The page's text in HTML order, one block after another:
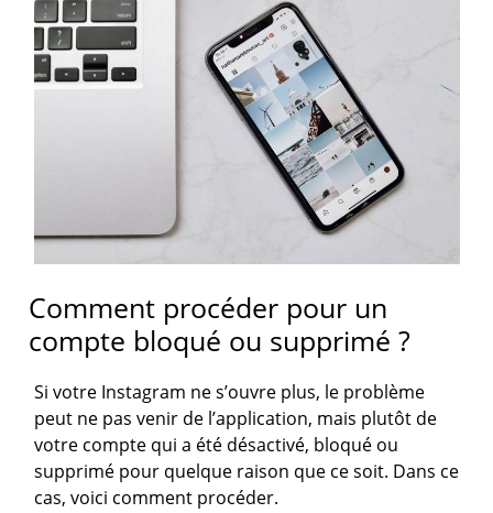
Comment procéder pour un
compte bloqué ou supprimé ?
Si votre Instagram ne s’ouvre plus, le problème
peut ne pas venir de l’application, mais plutôt de
votre compte qui a été désactivé, bloqué ou
supprimé pour quelque raison que ce soit. Dans ce
cas, voici comment procéder.